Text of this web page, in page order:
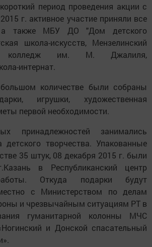
период проведения акции с
г. активное участие приняли все
также МБУ ДО "Дом детского
школа-искусств, Мензелинский
колледж им. М. Джалиля,
интернат.
количестве были собраны
игрушки, художественная
первой необходимости.
принадлежностей занимались
творчества. Упакованные
35 штук, 08 декабря 2015 г. были
в Республиканский центр
Откуда подарки будут
с Министерством по делам
и чрезвычайным ситуациям РТ в
гуманитарной колонны МЧС
и Донской спасательный